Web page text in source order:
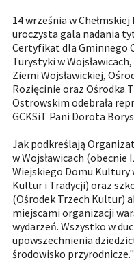
14 września w
uroczysta gala nadania
Certyfikat dla Gminnego
Turystyki w
Ziemi Wojsławickiej,
Rozięcinie oraz Ośrodka
Ostrowskim odebrała
GCKSiT Pani Dorota
Jak podkreślają
w Wojsławicach (obecnie
Wiejskiego Domu Kultury
Kultur i Tradycji) oraz
(Ośrodek Trzech Kultur)
miejscami organizacji
wydarzeń. Wszystko w
upowszechnienia
środowisko przyrodnicze."